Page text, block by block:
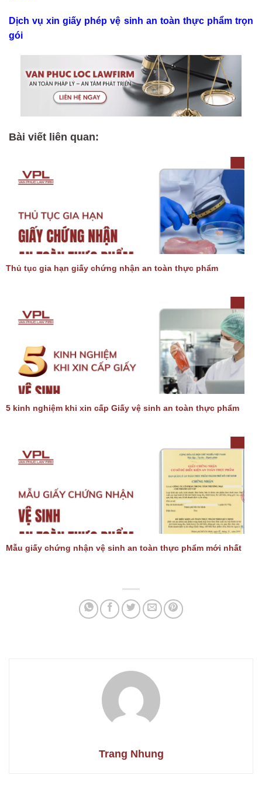
Dịch vụ xin giấy phép vệ sinh an toàn thực phẩm trọn
gói
Bài viết liên quan:
Thủ tục gia hạn giấy chứng nhận an toàn thực phẩm
5 kinh nghiệm khi xin cấp Giấy vệ sinh an toàn thực phẩm
Mẫu giấy chứng nhận vệ sinh an toàn thực phẩm mới nhất
Trang Nhung